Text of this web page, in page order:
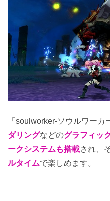
「soulworker-ソウルワーカ
ダリングなどのグラフィッ
ークシステムも搭載され、
ルタイムで楽しめます。